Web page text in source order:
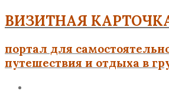
ВИЗИТНАЯ
портал для
путешествия и отдыха в